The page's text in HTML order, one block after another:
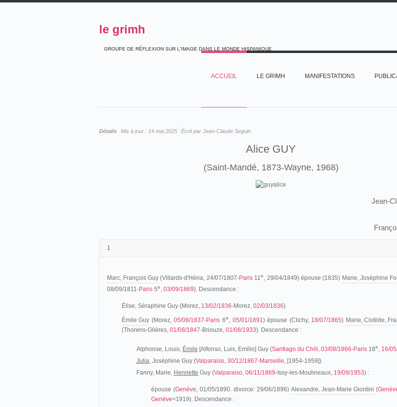
le grimh
GROUPE DE RÉFLEXION SUR L'IMAGE DANS LE MONDE HISPANIQUE
ACCUEIL LE GRIMH MANIFESTATIONS
Détails Mis à jour : 14 mai 2025 Écrit par Jean-Claude Seguin
Alice GUY
(Saint-Mandé, 1873-Wayne, 1968)
Jean-
1
Marc, François Guy (Villards-d'Héria, 24/07/1807-Paris11e, 29/04/1849) épouse (1835) Marie, Joséphine
08/09/1811-Paris 5e, 03/09/1869). Descendance :
Élise, Séraphine Guy (Morez, 13/02/1836-Morez, 02/03/1836)
Émile Guy (Morez,05/08/1837-Paris 6e, 05/01/1891) épouse (Clichy, 18/07/1865) Marie, Clotilde,
(Thorens-Glières, 01/08/1847-Briouze, 01/08/1933). Descendance :
Alphonse, Louis, Émile [Alfonso, Luis, Emilio] Guy (Santiago du Chili, 03/08/1866-Paris 18e, 16/
Julia, Joséphine Guy (Valparaiso, 30/12/1867-Marseille, [1954-1959])
Fanny, Marie, Henriette Guy (Valparaiso, 06/11/1869-Issy-les-Moulineaux, 19/09/1953) :
épouse (Genève, 01/05/1890. divorce: 29/06/1896) Alexandre, Jean-Marie Giontini (
Genève<1919). Descendance :